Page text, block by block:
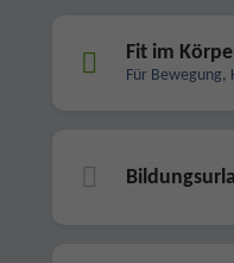
Fit im
Für Bewegung,